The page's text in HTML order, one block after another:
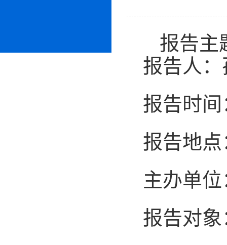
报告主
报告人：
报告时间
报告地
主办单
报告对